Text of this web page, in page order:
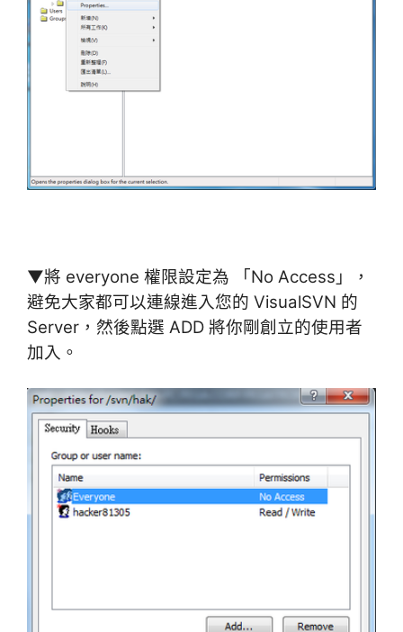
▼將 everyone 權限設定為 「No Access」，
避免大家都可以連線進入您的 VisualSVN 的
Server，然後點選 ADD 將你剛創立的使用者
加入。